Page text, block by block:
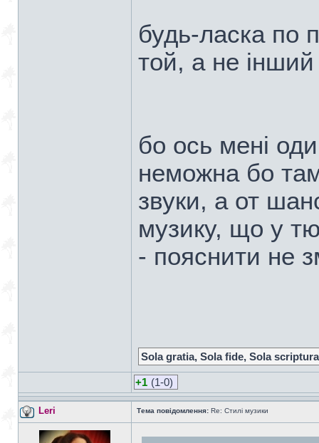
будь-ласка по
той, а не
бо ось мені
неможна бо
звуки, а от
музику, що у
- пояснити не
Sola gratia, Sola fide, Sola scriptura
+1 (1-0)
Leri Тема повідомлення: Re: Стилі музики